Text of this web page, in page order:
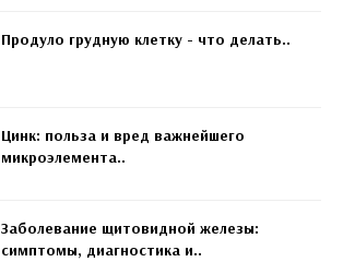
Продуло грудную клетку - что делать..
Цинк: польза и вред важнейшего
микроэлемента..
Заболевание щитовидной железы:
симптомы, диагностика и..